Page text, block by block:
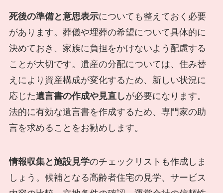
死後の準備と意思表示についても整えておく必要
があります。葬儀や埋葬の希望について具体的に
決めておき、家族に負担をかけないよう配慮する
ことが大切です。遺産の分配については、住み替
えにより資産構成が変化するため、新しい状況に
応じた遺言書の作成や見直しが必要になります。
法的に有効な遺言書を作成するため、専門家の助
言を求めることをお勧めします。
情報収集と施設見学のチェックリストも作成しま
しょう。候補となる高齢者住宅の見学、サービス